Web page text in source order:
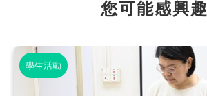
您可能感興趣
學生活動